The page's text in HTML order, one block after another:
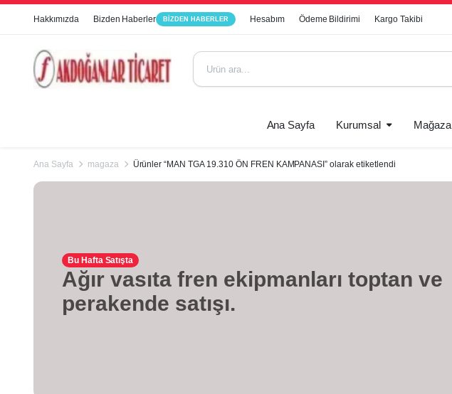
Hakkımızda Bizden Haberler BIZDEN HABERLER Hesabım Ödeme Bildirimi Kargo Takibi
Ana Sayfa Kurumsal Mağaza
Ana Sayfa magaza Ürünler “MAN TGA 19.310 ÖN FREN KAMPANASI” olarak etiketlendi
Bu Hafta Satışta
Ağır vasıta fren ekipmanları toptan ve
perakende satışı.